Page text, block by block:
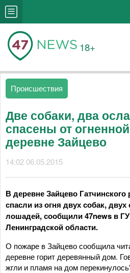
18+
Происшествия
Две собаки, два
спасены от
деревне Зайцево
14:02 06.05.2015
В деревне Зайцево
спасли из огня двух собак,
лошадей, сообщили47news в
Ленинградской области.
О пожаре в Зайцево сообщила
деревне горит деревянный дом.
жгли и пламя на дом